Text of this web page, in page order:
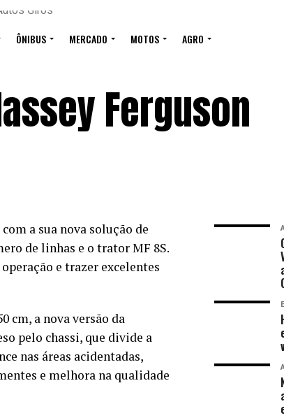
ÔNIBUS MERCADO MOTOS AGRO
Ferguson
a sua nova solução de
de linhas e o trator MF 8S.
e trazer excelentes
cm, a nova versão da
pelo chassi, que divide a
nas áreas acidentadas,
e melhora na qualidade